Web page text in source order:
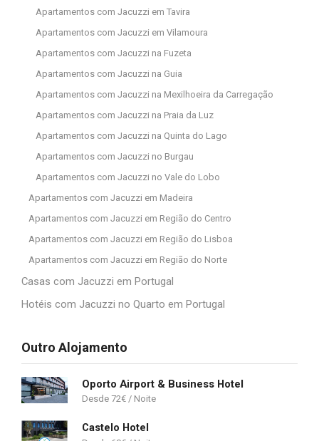
Apartamentos com Jacuzzi em Tavira
Apartamentos com Jacuzzi em Vilamoura
Apartamentos com Jacuzzi na Fuzeta
Apartamentos com Jacuzzi na Guia
Apartamentos com Jacuzzi na Mexilhoeira da Carregação
Apartamentos com Jacuzzi na Praia da Luz
Apartamentos com Jacuzzi na Quinta do Lago
Apartamentos com Jacuzzi no Burgau
Apartamentos com Jacuzzi no Vale do Lobo
Apartamentos com Jacuzzi em Madeira
Apartamentos com Jacuzzi em Região do Centro
Apartamentos com Jacuzzi em Região do Lisboa
Apartamentos com Jacuzzi em Região do Norte
Casas com Jacuzzi em Portugal
Hotéis com Jacuzzi no Quarto em Portugal
Outro Alojamento
Oporto Airport & Business Hotel
72€
Castelo Hotel